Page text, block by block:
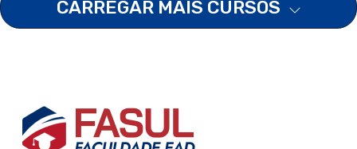
CARREGAR MAIS CURSOS